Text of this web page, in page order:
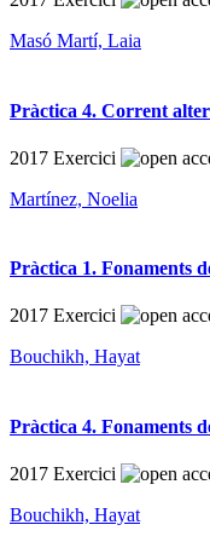
Masó Martí, Laia
Pràctica 4. Corrent
2017 Exercici
Martínez, Noelia
Pràctica 1. Fonaments
2017 Exercici
Bouchikh, Hayat
Pràctica 4. Fonaments
2017 Exercici
Bouchikh, Hayat